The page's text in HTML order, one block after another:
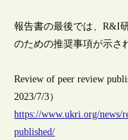
報告書の最後では、R&I
のための推奨事項が示さ
Review of peer review
2023/7/3）
https://www.ukri.org/news/
published/